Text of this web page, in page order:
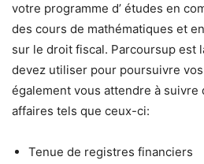
votre programme d’ études en
des cours de mathématiques et
sur le droit fiscal. Parcoursup est
devez utiliser pour poursuivre
également vous attendre à suivre
affaires tels que ceux-ci:
Tenue de registres financiers